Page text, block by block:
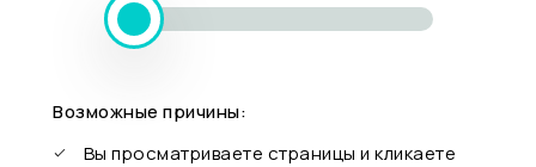
Возможные причины:
Вы просматриваете страницы и кликаете